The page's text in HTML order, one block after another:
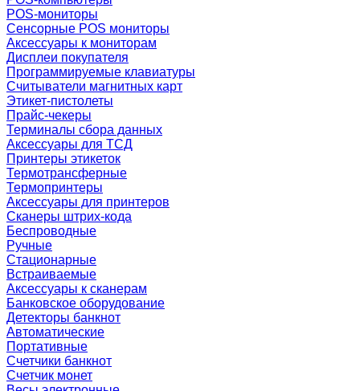
POS-мониторы
Сенсорные POS мониторы
Аксессуары к мониторам
Дисплеи покупателя
Программируемые клавиатуры
Считыватели магнитных карт
Этикет-пистолеты
Прайс-чекеры
Терминалы сбора данных
Аксессуары для ТСД
Принтеры этикеток
Термотрансферные
Термопринтеры
Аксессуары для принтеров
Сканеры штрих-кода
Беспроводные
Ручные
Стационарные
Встраиваемые
Аксессуары к сканерам
Банковское оборудование
Детекторы банкнот
Автоматические
Портативные
Счетчики банкнот
Счетчик монет